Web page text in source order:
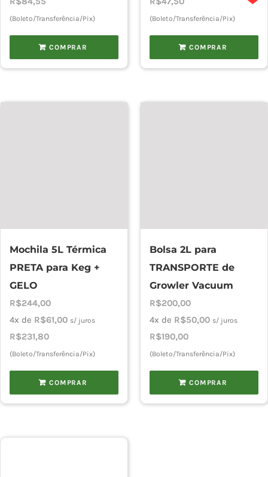
(Boleto/Transferência/Pix)
COMPRAR
original
era:
R$67,50.
atual
é:
R$50,00.
(Boleto/Transferência/Pix)
COMPRAR
Mochila 5L Térmica
PRETA para Keg +
GELO
R$244,00
4x de R$61,00 s/ juros
R$231,80
(Boleto/Transferência/Pix)
COMPRAR
Bolsa 2L para
TRANSPORTE de
Growler Vacuum
R$200,00
4x de R$50,00 s/ juros
R$190,00
(Boleto/Transferência/Pix)
COMPRAR